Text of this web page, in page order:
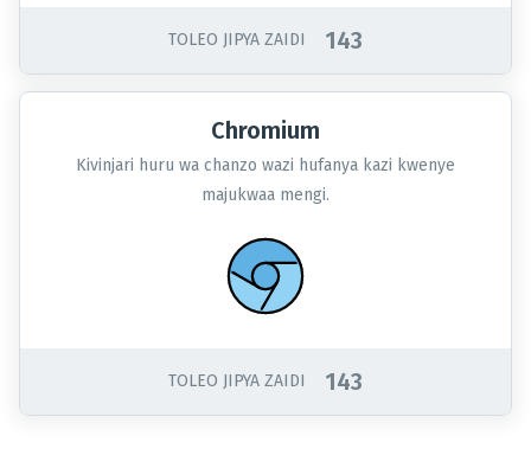
TOLEO JIPYA ZAIDI 143
Chromium
Kivinjari huru wa chanzo wazi hufanya kazi kwenye
majukwaa mengi.
TOLEO JIPYA ZAIDI 143